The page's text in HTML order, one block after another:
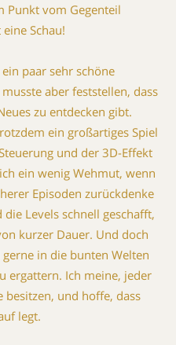
Punkt vom Gegenteil
Schau!
paar sehr schöne
aber feststellen, dass
zu entdecken gibt.
ein großartiges Spiel
und der 3D-Effekt
ein wenig Wehmut, wenn
Episoden zurückdenke 
die Levels schnell geschafft,
kurzer Dauer. Und doch
in die bunten Welten
ergattern. Ich meine, jeder
besitzen, und hoffe, dass
legt.